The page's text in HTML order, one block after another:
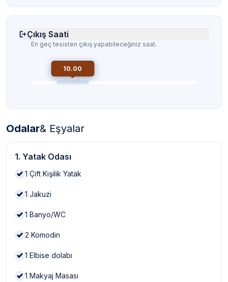
Çıkış Saati
En geç tesisten çıkış yapabileceğiniz saat.
10.00
Odalar& Eşyalar
1. Yatak Odası
1 Çift Kişilik Yatak
1 Jakuzi
1 Banyo/WC
2 Komodin
1 Elbise dolabı
1 Makyaj Masası